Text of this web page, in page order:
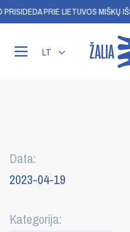
PRIE LIETUVOS MIŠKŲ
LT
Data:
2023-04-19
Kategorija: